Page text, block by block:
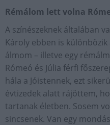
Rémálom lett volna
A színészeknek általában
Károly ebben is
álmom – illetve egy
Rómeó és Júlia férfi
hála a Jóistennek, ezt
évtizedek alatt rájöttem,
tartanak életben. Sosem
sincsenek. Van egy